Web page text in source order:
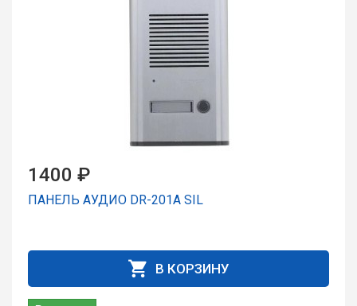
1400 ₽
ПАНЕЛЬ АУДИО DR-201A SIL
В КОРЗИНУ